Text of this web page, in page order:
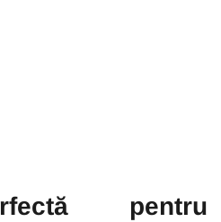
pentru